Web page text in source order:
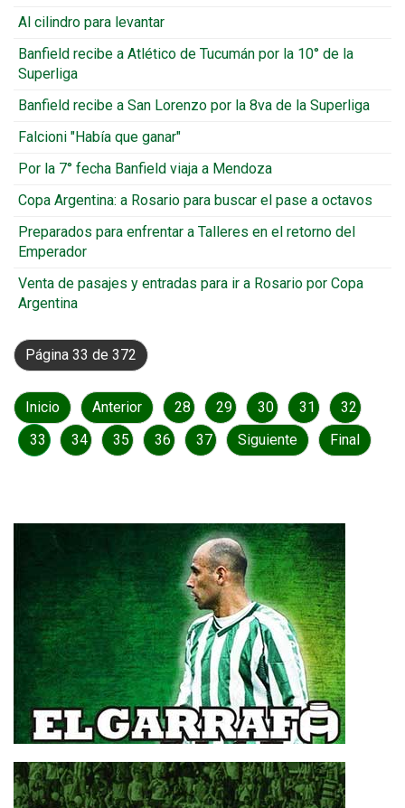
Al cilindro para levantar
Banfield recibe a Atlético de Tucumán por la 10° de la
Superliga
Banfield recibe a San Lorenzo por la 8va de la Superliga
Falcioni "Había que ganar"
Por la 7° fecha Banfield viaja a Mendoza
Copa Argentina: a Rosario para buscar el pase a octavos
Preparados para enfrentar a Talleres en el retorno del
Emperador
Venta de pasajes y entradas para ir a Rosario por Copa
Argentina
Página 33 de 372
Inicio Anterior 28 29 30 31
32
33
34 35 36 37 Siguiente Final